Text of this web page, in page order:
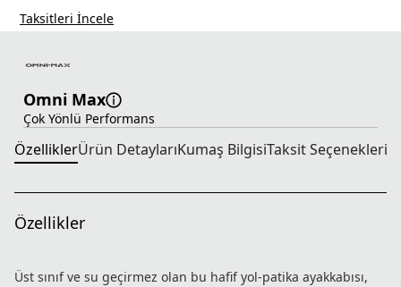
Taksitleri İncele
Omni Max
Çok Yönlü Performans
ÖzelliklerÜrün DetaylarıKumaş BilgisiTaksit Seçenekleri
Özellikler
Üst sınıf ve su geçirmez olan bu hafif yol-patika ayakkabısı,